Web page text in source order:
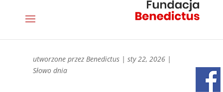
utworzone przez Benedictus| sty 22, 2026|
Słowo dnia